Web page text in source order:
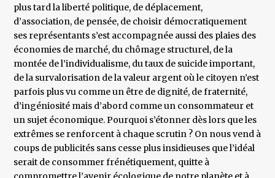
plus tard la liberté politique, de déplacement,
d’association, de pensée, de choisir démocratiquement
ses représentants s’est accompagnée aussi des plaies des
économies de marché, du chômage structurel, de la
montée de l’individualisme, du taux de suicide important,
de la survalorisation de la valeur argent où le citoyen n’est
parfois plus vu comme un être de dignité, de fraternité,
d’ingéniosité mais d’abord comme un consommateur et
un sujet économique. Pourquoi s’étonner dès lors que les
extrêmes se renforcent à chaque scrutin ? On nous vend à
coups de publicités sans cesse plus insidieuses que l’idéal
serait de consommer frénétiquement, quitte à